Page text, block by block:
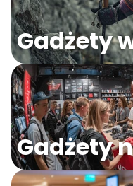
Gadżety
Gadżety